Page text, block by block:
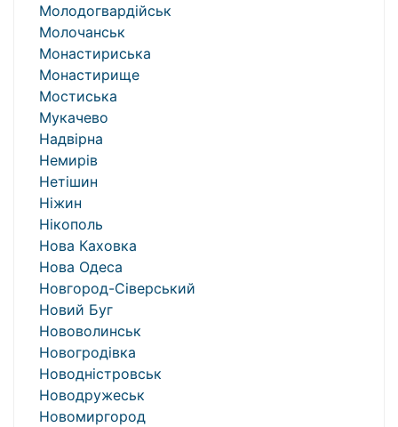
Молодогвардійськ
Молочанськ
Монастириська
Монастирище
Мостиська
Мукачево
Надвірна
Немирів
Нетішин
Ніжин
Нікополь
Нова Каховка
Нова Одеса
Новгород-Сіверський
Новий Буг
Нововолинськ
Новогродівка
Новодністровськ
Новодружеськ
Новомиргород